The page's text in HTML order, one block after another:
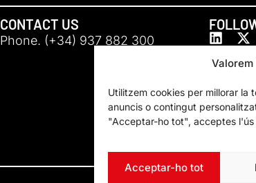
Utilitzem cookies per millorar la
anuncis o contingut
"Acceptar-ho tot", acceptes l'ús
Acceptar-ho tot
CONTACT US
Phone. (+34) 937 882 300